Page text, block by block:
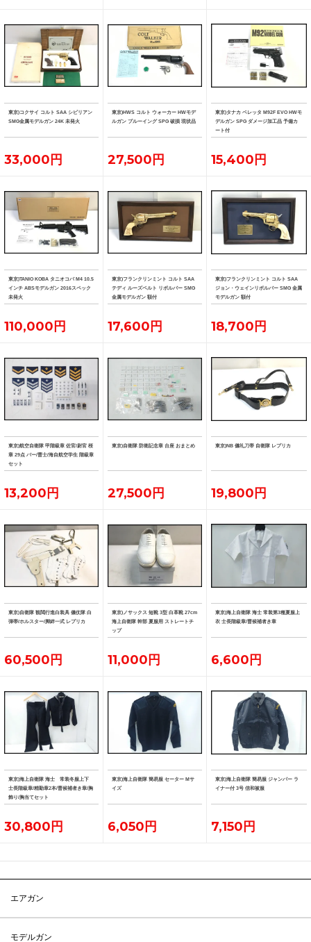
東京)コクサイ コルト SAA シビリアン
SMG金属モデルガン 24K 未発火
33,000円
東京)HWS コルト ウォーカー HWモデ
ルガン ブルーイング SPG 破損 現状品
27,500円
東京)タナカ ベレッタ M92F EVO HWモ
デルガン SPG ダメージ加工品 予備カ
ート付
15,400円
東京)TANIO KOBA タニオコバ M4 10.5
インチ ABSモデルガン 2016スペック
未発火
110,000円
東京)フランクリンミント コルト SAA
テディ ルーズベルト リボルバー SMG
金属モデルガン 額付
17,600円
東京)フランクリンミント コルト SAA
ジョン・ウェインリボルバー SMG 金属
モデルガン 額付
18,700円
東京)航空自衛隊 甲階級章 佐官/尉官 桜
章 29点 バー/曹士/海自航空学生 階級章
セット
13,200円
東京)自衛隊 防衛記念章 台座 おまとめ
27,500円
東京)NB 儀礼刀帯 自衛隊 レプリカ
19,800円
東京)自衛隊 観閲行進白装具 儀仗隊 白
弾帯/ホルスター/脚絆一式 レプリカ
60,500円
東京)ノサックス 短靴 3型 白革靴 27cm
海上自衛隊 幹部 夏服用 ストレートチ
ップ
11,000円
東京)海上自衛隊 海士 常装第3種夏服上
衣 士長階級章/曹候補者き章
6,600円
東京)海上自衛隊 海士 常装冬服上下
士長階級章/精勤章2本/曹候補者き章/胸
飾り/胸当てセット
30,800円
東京)海上自衛隊 簡易服 セーター Mサ
イズ
6,050円
東京)海上自衛隊 簡易服 ジャンパー ラ
イナー付 3号 信和被服
7,150円
エアガン
モデルガン